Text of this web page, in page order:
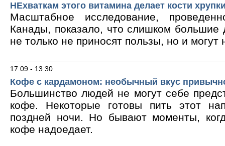
НЕхваткам этого витамина делает кости
Масштабное исследование,
Канады, показало, что слишком большие
не только не приносят пользы, но и могут
17.09 - 13:30
Кофе с кардамоном: необычный вкус
Большинство людей не могут себе
кофе. Некоторые готовы пить этот
поздней ночи. Но бывают моменты,
кофе надоедает.